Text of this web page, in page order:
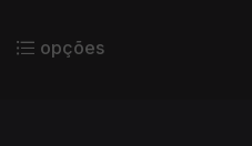
dos Santos.
opções